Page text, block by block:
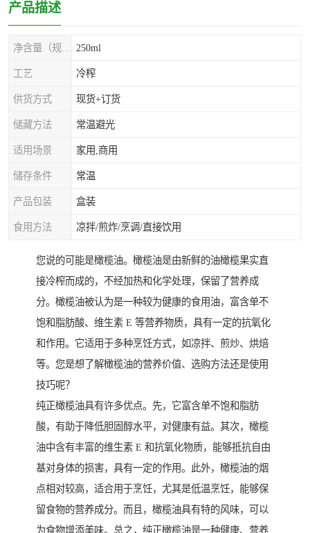
产品描述
250ml
工艺 冷榨
供货方式 现货+订货
储藏方法 常温避光
适用场景 家用,商用
储存条件 常温
产品包装 盒装
食用方法 凉拌/煎炸/烹调/直接饮用
您说的可能是橄榄油。橄榄油是由新鲜的油橄榄果实直
接冷榨而成的，不经加热和化学处理，保留了营养成
分。橄榄油被认为是一种较为健康的食用油，富含单不
饱和脂肪酸、维生素 E 等营养物质，具有一定的抗氧化
和作用。它适用于多种烹饪方式，如凉拌、煎炒、烘焙
等。您是想了解橄榄油的营养价值、选购方法还是使用
技巧呢？
纯正橄榄油具有许多优点。先，它富含单不饱和脂肪
酸，有助于降低胆固醇水平，对健康有益。其次，橄榄
油中含有丰富的维生素 E 和抗氧化物质，能够抵抗自由
基对身体的损害，具有一定的作用。此外，橄榄油的烟
点相对较高，适合用于烹饪，尤其是低温烹饪，能够保
留食物的营养成分。而且，橄榄油具有特的风味，可以
为食物增添美味。总之，纯正橄榄油是一种健康、营养